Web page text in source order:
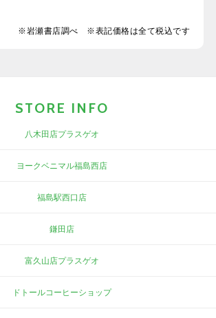
※岩瀬書店調べ ※表記価格は全て税込です
STORE INFO
八木田店プラスゲオ
ヨークベニマル福島西店
福島駅西口店
鎌田店
富久山店プラスゲオ
ドトールコーヒーショップ